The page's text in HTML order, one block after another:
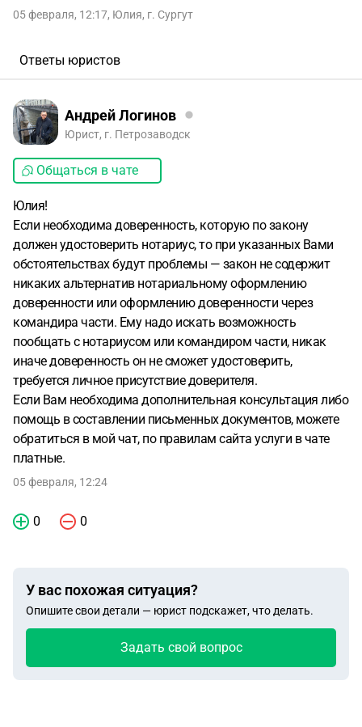
05 февраля, 12:17, Юлия, г. Сургут
Ответы юристов
Андрей Логинов
Юрист, г. Петрозаводск
Общаться в чате
Юлия!
Если необходима доверенность, которую по закону
должен удостоверить нотариус, то при указанных Вами
обстоятельствах будут проблемы — закон не содержит
никаких альтернатив нотариальному оформлению
доверенности или оформлению доверенности через
командира части. Ему надо искать возможность
пообщать с нотариусом или командиром части, никак
иначе доверенность он не сможет удостоверить,
требуется личное присутствие доверителя.
Если Вам необходима дополнительная консультация либо
помощь в составлении письменных документов, можете
обратиться в мой чат, по правилам сайта услуги в чате
платные.
05 февраля, 12:24
0 0
У вас похожая ситуация?
Опишите свои детали — юрист подскажет, что делать.
Задать свой вопрос